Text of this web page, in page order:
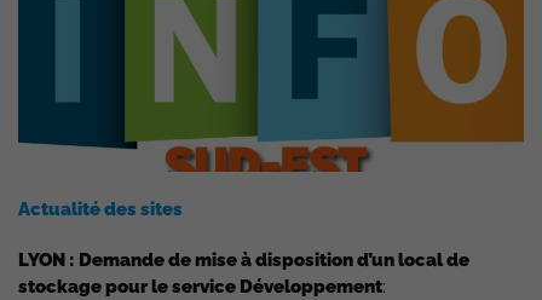
Actualité des sites
LYON : Demande de mise à disposition d’un local de
stockage pour le service Développement: